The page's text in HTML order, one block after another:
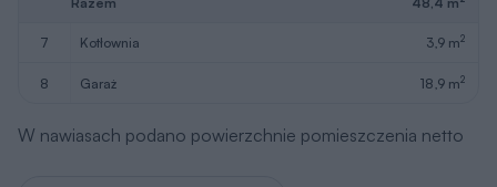
7 kotłownia 3,9 m2
8 garaż 18,9 m2
W nawiasach podano powierzchnie pomieszczenia netto